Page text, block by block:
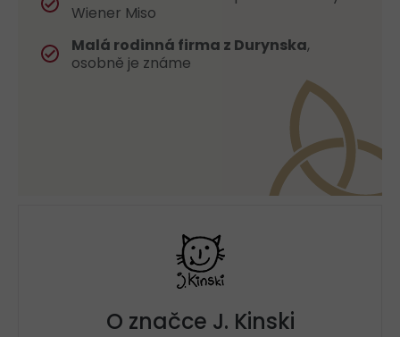
Wiener Miso
Malá rodinná firma z Durynska,
osobně je známe
O značce J. Kinski